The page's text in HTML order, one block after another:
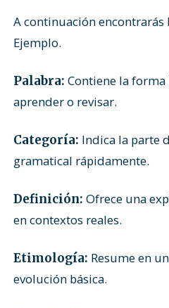
A continuación encontrarás
Ejemplo.
Palabra: Contiene la forma
aprender o revisar.
Categoría: Indica la parte
gramatical rápidamente.
Definición: Ofrece una
en contextos reales.
Etimología: Resume en
evolución básica.